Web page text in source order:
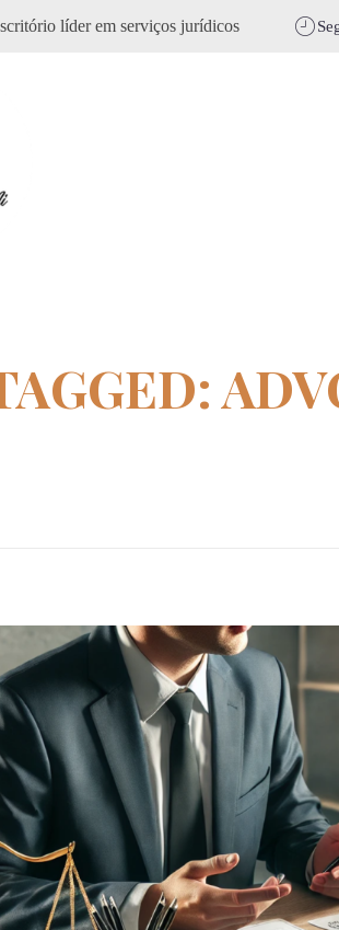
líder em serviços jurídicos